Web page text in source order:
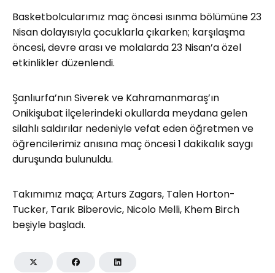
Basketbolcularımız maç öncesi ısınma bölümüne 23
Nisan dolayısıyla çocuklarla çıkarken; karşılaşma
öncesi, devre arası ve molalarda 23 Nisan’a özel
etkinlikler düzenlendi.
Şanlıurfa’nın Siverek ve Kahramanmaraş’ın
Onikişubat ilçelerindeki okullarda meydana gelen
silahlı saldırılar nedeniyle vefat eden öğretmen ve
öğrencilerimiz anısına maç öncesi 1 dakikalık saygı
duruşunda bulunuldu.
Takımımız maça; Arturs Zagars, Talen Horton-
Tucker, Tarık Biberovic, Nicolo Melli, Khem Birch
beşiyle başladı.